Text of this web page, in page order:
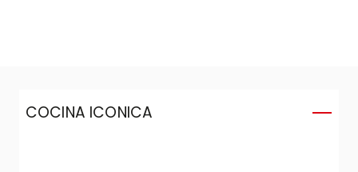
COCINA ICONICA